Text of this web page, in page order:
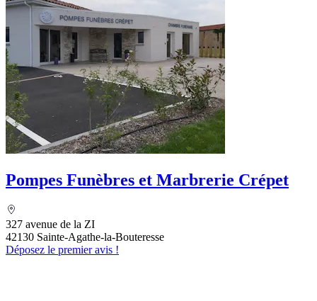
Pompes Funèbres et Marbrerie Crépet
327 avenue de la ZI
42130 Sainte-Agathe-la-Bouteresse
Déposez le premier avis !